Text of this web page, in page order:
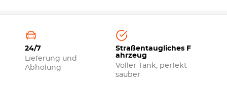
24/7
Lieferung und
Abholung
Straßentaugliches F
ahrzeug
Voller Tank, perfekt
sauber